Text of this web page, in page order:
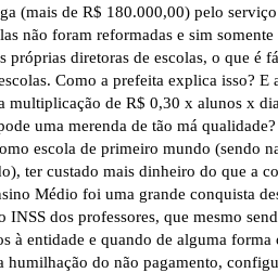
(mais de R$ 180.000,00) pelo
não foram reformadas e sim
próprias diretoras de escolas, o que é
Como a prefeita explica isso?
multiplicação de R$ 0,30 x alunos x
uma merenda de tão má
escola de primeiro mundo (sendo
ter custado mais dinheiro do que a
Médio foi uma grande conquista
INSS dos professores, que mesmo
à entidade e quando de alguma
humilhação do não pagamento,